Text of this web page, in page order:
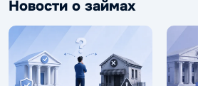
Новости о займах